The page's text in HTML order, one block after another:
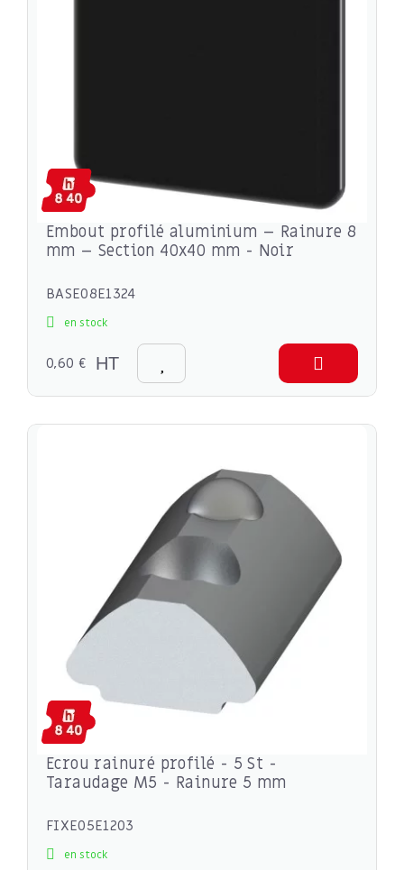
Embout profilé aluminium – Rainure 8
mm – Section 40x40 mm - Noir
BASE08E1324
en stock
0,60 € HT
Ecrou rainuré profilé - 5 St -
Taraudage M5 - Rainure 5 mm
FIXE05E1203
en stock